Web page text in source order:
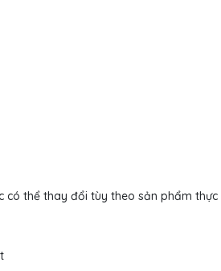
có thể thay đổi tùy theo sản phẩm thực